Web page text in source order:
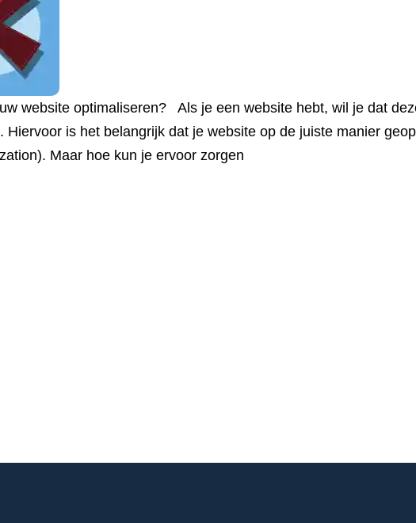
website optimaliseren? Als je een website hebt, wil je dat
Hiervoor is het belangrijk dat je website op de juiste manier
Maar hoe kun je ervoor zorgen